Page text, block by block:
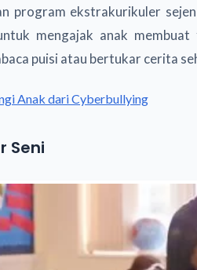
program ekstrakurikuler
mengajak anak
puisi atau bertukar cerita
Anak dari Cyberbullying
Seni